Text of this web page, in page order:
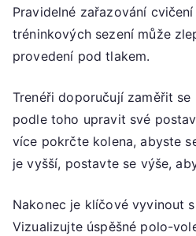
Pravidelné zařazování
tréninkových sezení může
provedení pod tlakem.
Trenéři doporučují zaměřit
podle toho upravit své
více pokrčte kolena, abyste
je vyšší, postavte se výše,
Nakonec je klíčové vyvinout
Vizualizujte úspěšné polo-